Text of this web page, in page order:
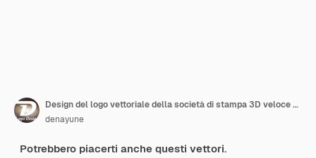
Design del logo vettoriale della società di stampa 3D veloce per il concetto di media, vendita al dettaglio, pubblicità, giornali o libri
denayune
Potrebbero piacerti anche questi vettori.